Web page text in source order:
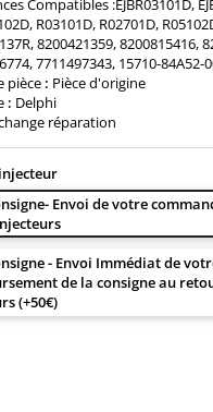
Compatibles :EJBR03101D,
R03101D, R02701D,
8200421359, 8200815416,
7711497343, 15710-84A52-
pièce : Pièce d'origine
: Delphi
réparation
Envoi de votre
- Envoi Immédiat de
de la consigne au
(+50€)